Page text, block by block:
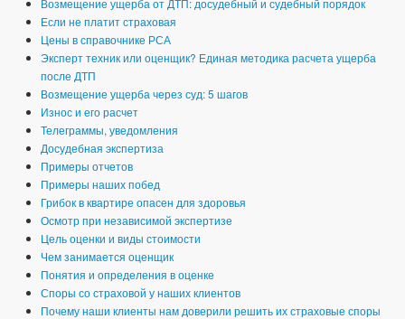
Если не платит страховая
Цены в справочнике РСА
Эксперт техник или оценщик? Единая методика расчета ущерба
после ДТП
Возмещение ущерба через суд: 5 шагов
Износ и его расчет
Телеграммы, уведомления
Досудебная экспертиза
Примеры отчетов
Примеры наших побед
Грибок в квартире опасен для здоровья
Осмотр при независимой экспертизе
Цель оценки и виды стоимости
Чем занимается оценщик
Понятия и определения в оценке
Споры со страховой у наших клиентов
Почему наши клиенты нам доверили решить их страховые споры